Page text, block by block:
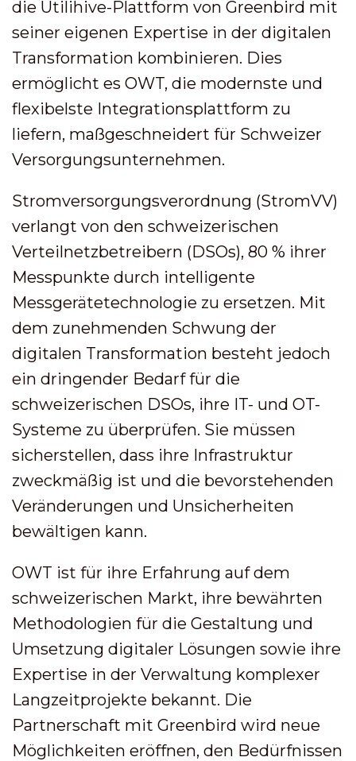
die Utilihive-Plattform von Greenbird mit
seiner eigenen Expertise in der digitalen
Transformation kombinieren. Dies
ermöglicht es OWT, die modernste und
flexibelste Integrationsplattform zu
liefern, maßgeschneidert für Schweizer
Versorgungsunternehmen.
Stromversorgungsverordnung (StromVV)
verlangt von den schweizerischen
Verteilnetzbetreibern (DSOs), 80 % ihrer
Messpunkte durch intelligente
Messgerätetechnologie zu ersetzen. Mit
dem zunehmenden Schwung der
digitalen Transformation besteht jedoch
ein dringender Bedarf für die
schweizerischen DSOs, ihre IT- und OT-
Systeme zu überprüfen. Sie müssen
sicherstellen, dass ihre Infrastruktur
zweckmäßig ist und die bevorstehenden
Veränderungen und Unsicherheiten
bewältigen kann.
OWT ist für ihre Erfahrung auf dem
schweizerischen Markt, ihre bewährten
Methodologien für die Gestaltung und
Umsetzung digitaler Lösungen sowie ihre
Expertise in der Verwaltung komplexer
Langzeitprojekte bekannt. Die
Partnerschaft mit Greenbird wird neue
Möglichkeiten eröffnen, den Bedürfnissen